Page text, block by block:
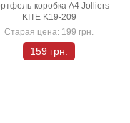
коробка А4 Jolliers
KITE K19-209
Старая цена: 199 грн.
159 грн.